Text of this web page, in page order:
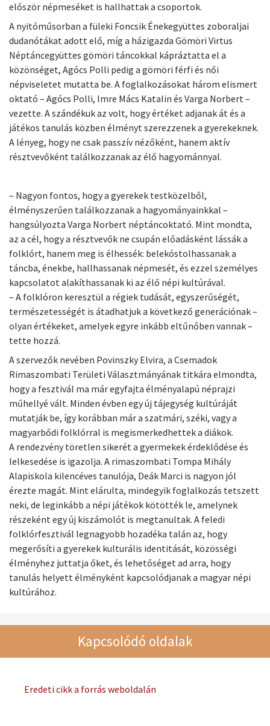
először népmeséket is hallhattak a csoportok.
A nyitóműsorban a füleki Foncsik Énekegyüttes zoboraljai
dudanótákat adott elő, míg a házigazda Gömöri Virtus
Néptáncegyüttes gömöri táncokkal kápráztatta el a
közönséget, Agócs Polli pedig a gömöri férfi és női
népviseletet mutatta be. A foglalkozásokat három elismert
oktató – Agócs Polli, Imre Mács Katalin és Varga Norbert –
vezette. A szándékuk az volt, hogy értéket adjanak át és a
játékos tanulás közben élményt szerezzenek a gyerekeknek.
A lényeg, hogy ne csak passzív nézőként, hanem aktív
résztvevőként találkozzanak az élő hagyománnyal.
– Nagyon fontos, hogy a gyerekek testközelből,
élményszerűen találkozzanak a hagyományainkkal –
hangsúlyozta Varga Norbert néptáncoktató. Mint mondta,
az a cél, hogy a résztvevők ne csupán előadásként lássák a
folklórt, hanem meg is élhessék: belekóstolhassanak a
táncba, énekbe, hallhassanak népmesét, és ezzel személyes
kapcsolatot alakíthassanak ki az élő népi kultúrával.
– A folklóron keresztül a régiek tudását, egyszerűségét,
természetességét is átadhatjuk a következő generációnak –
olyan értékeket, amelyek egyre inkább eltűnőben vannak –
tette hozzá.
A szervezők nevében Povinszky Elvira, a Csemadok
Rimaszombati Területi Választmányának titkára elmondta,
hogy a fesztivál ma már egyfajta élményalapú néprajzi
műhellyé vált. Minden évben egy új tájegység kultúráját
mutatják be, így korábban már a szatmári, széki, vagy a
magyarbődi folklórral is megismerkedhettek a diákok.
A rendezvény töretlen sikerét a gyermekek érdeklődése és
lelkesedése is igazolja. A rimaszombati Tompa Mihály
Alapiskola kilencéves tanulója, Deák Marci is nagyon jól
érezte magát. Mint elárulta, mindegyik foglalkozás tetszett
neki, de leginkább a népi játékok kötötték le, amelynek
részeként egy új kiszámolót is megtanultak. A feledi
folklórfesztivál legnagyobb hozadéka talán az, hogy
megerősíti a gyerekek kulturális identitását, közösségi
élményhez juttatja őket, és lehetőséget ad arra, hogy
tanulás helyett élményként kapcsolódjanak a magyar népi
kultúrához.
Kapcsolódó oldalak
Eredeti cikk a forrás weboldalán